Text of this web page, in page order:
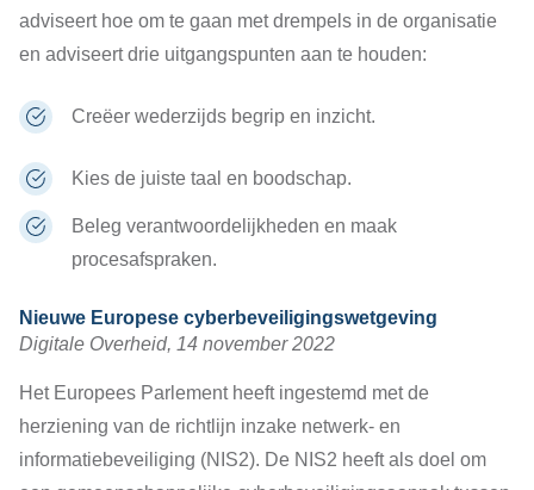
adviseert hoe om te gaan met drempels in de organisatie
en adviseert drie uitgangspunten aan te houden:
Creëer wederzijds begrip en inzicht.
Kies de juiste taal en boodschap.
Beleg verantwoordelijkheden en maak
procesafspraken.
Nieuwe Europese cyberbeveiligingswetgeving
Digitale Overheid, 14 november 2022
Het Europees Parlement heeft ingestemd met de
herziening van de richtlijn inzake netwerk- en
informatiebeveiliging (NIS2). De NIS2 heeft als doel om